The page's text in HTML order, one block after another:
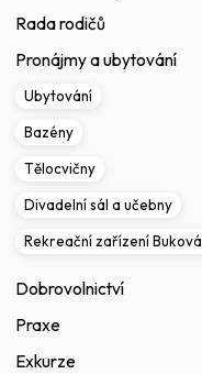
Rada rodičů
Pronájmy a ubytování
Ubytování
Bazény
Tělocvičny
Divadelní sál a učebny
Rekreační zařízení Buková
Dobrovolnictví
Praxe
Exkurze